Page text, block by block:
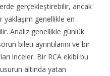
gerçekleştirebilir, ancak
yaklaşım genellikle en
Analiz genellikle günlük
bileti ayrıntılarını ve bir
inceler. Bir RCA ekibi bu
altında yatan